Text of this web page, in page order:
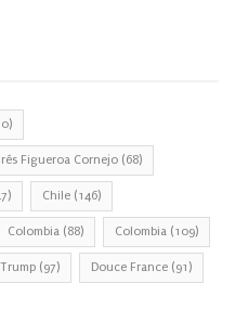
Figueroa Cornejo (68)
Chile (146)
Colombia (88) Colombia (109)
(97) Douce France (91)